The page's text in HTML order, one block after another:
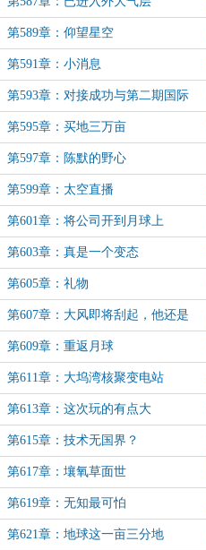
第589章：仰望星空
第591章：小消息
第593章：对接成功与第二期国际
空间合作项目
第595章：买地三万亩
第597章：陈默的野心
第599章：太空直播
第601章：将公司开到月球上
第603章：真是一个变态
第605章：礼物
第607章：大风即将刮起，他还是
在风口
第609章：重返月球
第611章：大坞湾核聚变电站
第613章：这次玩的有点大
第615章：技术无国界？
第617章：壤氧草面世
第619章：无知最可怕
第621章：地球这一亩三分地